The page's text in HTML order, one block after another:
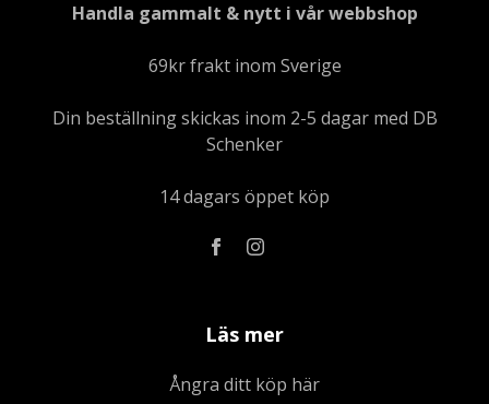
Handla gammalt & nytt i vår webbshop
69kr frakt inom Sverige
Din beställning skickas inom 2-5 dagar med DB
Schenker
14 dagars öppet köp
Läs mer
Ångra ditt köp här